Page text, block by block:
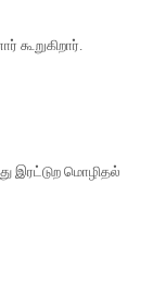
இரட்டுற மொழிதல்